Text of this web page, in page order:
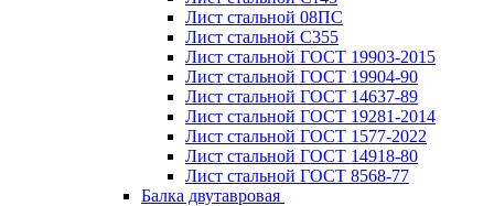
Лист стальной 08ПС
Лист стальной С355
Лист стальной ГОСТ 19903-2015
Лист стальной ГОСТ 19904-90
Лист стальной ГОСТ 14637-89
Лист стальной ГОСТ 19281-2014
Лист стальной ГОСТ 1577-2022
Лист стальной ГОСТ 14918-80
Лист стальной ГОСТ 8568-77
Балка двутавровая